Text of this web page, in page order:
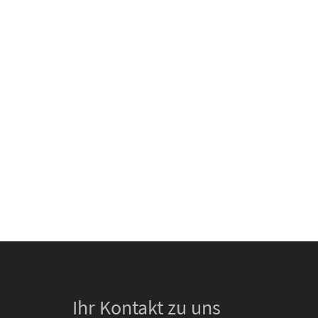
Ihr Kontakt zu uns